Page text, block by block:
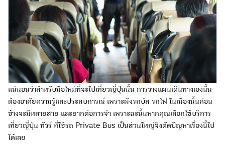
แน่นอนว่าสำหรับมือใหม่ที่จะไปเที่ยวญี่ปุ่นนั้น การวางแผนเดินทางเองนั้น
ต้องอาศัยความรู้และประสบการณ์ เพราะผังรถบัส รถไฟ ในเมืองนั้นค่อน
ข้างจะมีหลายสาย และยากต่อการจำ เพราะฉะนั้นหากคุณเลือกใช้บริการ
เที่ยวญี่ปุ่น ทัวร์ ที่ใช้รถ Private Bus เป็นส่วนใหญ่จึงตัดปัญหาเรื่องนี้ไป
ได้เลย